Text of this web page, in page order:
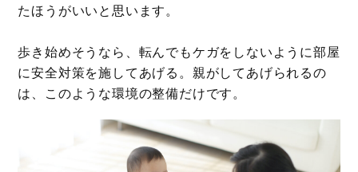
たほうがいいと思います。
歩き始めそうなら、転んでもケガをしないように部屋
に安全対策を施してあげる。親がしてあげられるの
は、このような環境の整備だけです。